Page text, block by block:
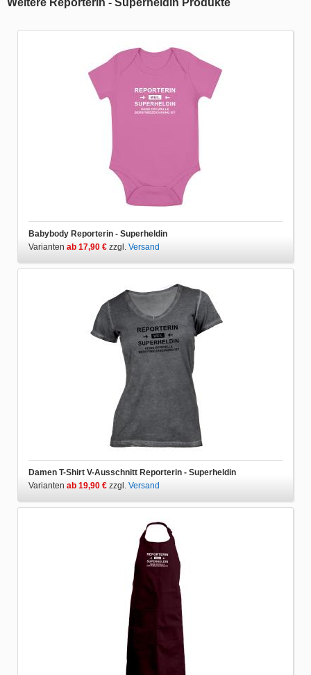
Babybody Reporterin - Superheldin
Varianten ab 17,90 € zzgl. Versand
Damen T-Shirt V-Ausschnitt Reporterin - Superheldin
Varianten ab 19,90 € zzgl. Versand